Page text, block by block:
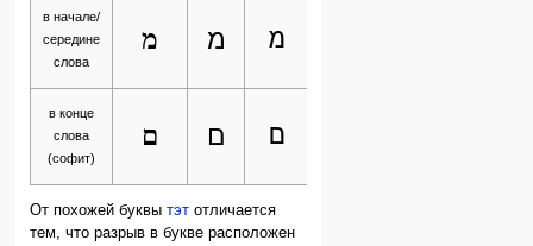
в начале/
середине
слова
מ מ מ
в конце
слова
(софит)
ם ם ם
От похожей буквытэт отличается
тем, что разрыв в букве расположен